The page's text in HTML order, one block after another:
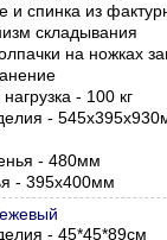
и спинка из
складывания
на ножках
- 100 кг
-
- 480мм
- 395х400мм
- 45*45*89см